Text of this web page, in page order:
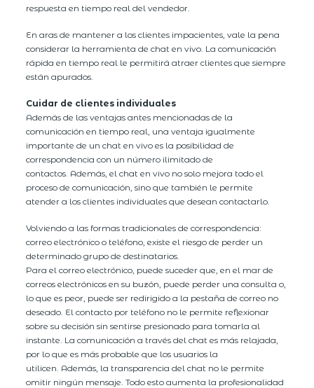
respuesta en tiempo real del vendedor.
En aras de mantener a los clientes impacientes, vale la pena
considerar la herramienta de chat en vivo. La comunicación
rápida en tiempo real le permitirá atraer clientes que siempre
están apurados.
Cuidar de clientes individuales
Además de las ventajas antes mencionadas de la
comunicación en tiempo real, una ventaja igualmente
importante de un chat en vivo es la posibilidad de
correspondencia con un número ilimitado de
contactos. Además, el chat en vivo no solo mejora todo el
proceso de comunicación, sino que también le permite
atender a los clientes individuales que desean contactarlo.
Volviendo a las formas tradicionales de correspondencia:
correo electrónico o teléfono, existe el riesgo de perder un
determinado grupo de destinatarios.
Para el correo electrónico, puede suceder que, en el mar de
correos electrónicos en su buzón, puede perder una consulta o,
lo que es peor, puede ser redirigido a la pestaña de correo no
deseado. El contacto por teléfono no le permite reflexionar
sobre su decisión sin sentirse presionado para tomarla al
instante. La comunicación a través del chat es más relajada,
por lo que es más probable que los usuarios la
utilicen. Además, la transparencia del chat no le permite
omitir ningún mensaje. Todo esto aumenta la profesionalidad